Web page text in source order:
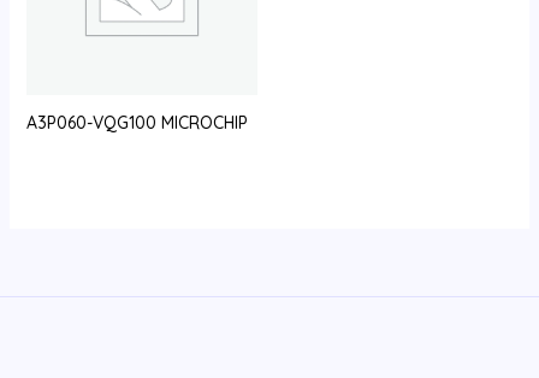
A3P060-VQG100 MICROCHIP